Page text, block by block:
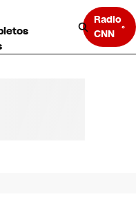
Radio
CNN